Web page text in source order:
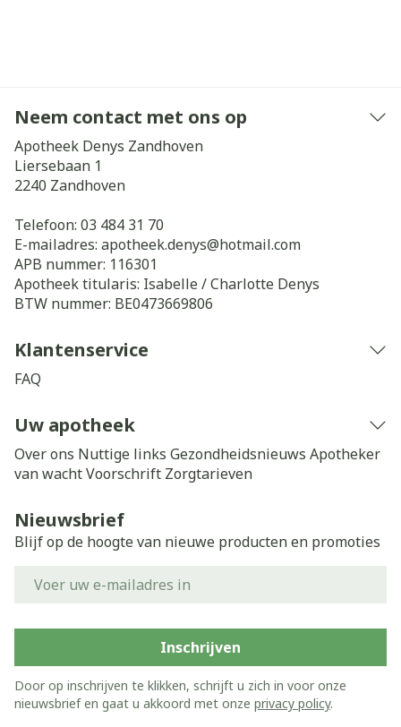
Neem contact met ons op
Apotheek Denys Zandhoven
Liersebaan 1
2240 Zandhoven
Telefoon: 03 484 31 70
E-mailadres: apotheek.denys@hotmail.com
APB nummer: 116301
Apotheek titularis: Isabelle / Charlotte Denys
BTW nummer: BE0473669806
Klantenservice
FAQ
Uw apotheek
Over ons Nuttige links Gezondheidsnieuws Apotheker
van wachtVoorschrift Zorgtarieven
Nieuwsbrief
Blijf op de hoogte van nieuwe producten en promoties
Inschrijven
Door op inschrijven te klikken, schrijft u zich in voor onze
nieuwsbrief en gaat u akkoord met onze privacy policy.